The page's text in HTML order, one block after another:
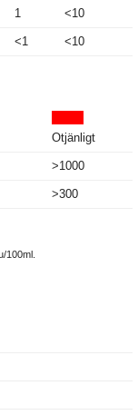
1 <10
<1 <10
Otjänligt
>1000
>300
100ml.